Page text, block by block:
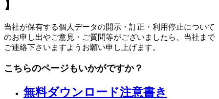
】
当社が保有する個人データの開示・訂正・利用停止について
のお申し出やご意見・ご質問等がございましたら、当社まで
ご連絡下さいますようお願い申し上げます。
こちらのページもいかがですか？
無料ダウンロード注意書き